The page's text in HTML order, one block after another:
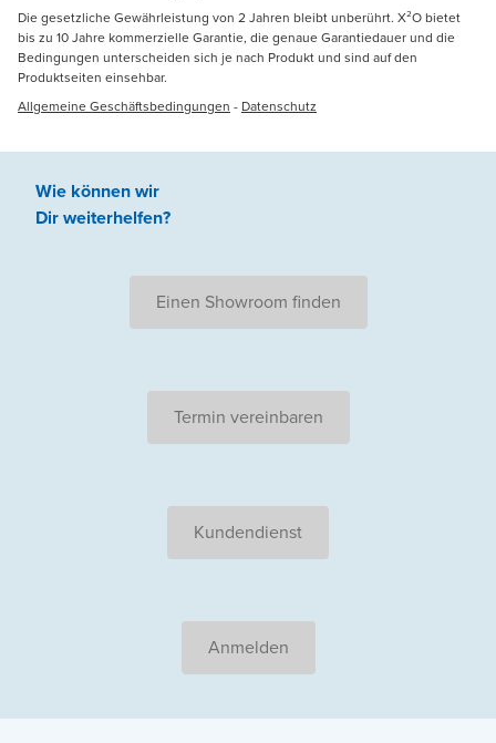
Die gesetzliche Gewährleistung von 2 Jahren bleibt unberührt. X²O bietet
bis zu 10 Jahre kommerzielle Garantie, die genaue Garantiedauer und die
Bedingungen unterscheiden sich je nach Produkt und sind auf den
Produktseiten einsehbar.
Allgemeine Geschäftsbedingungen - Datenschutz
Wie können wir
Dir weiterhelfen?
Einen Showroom finden
Termin vereinbaren
Kundendienst
Anmelden